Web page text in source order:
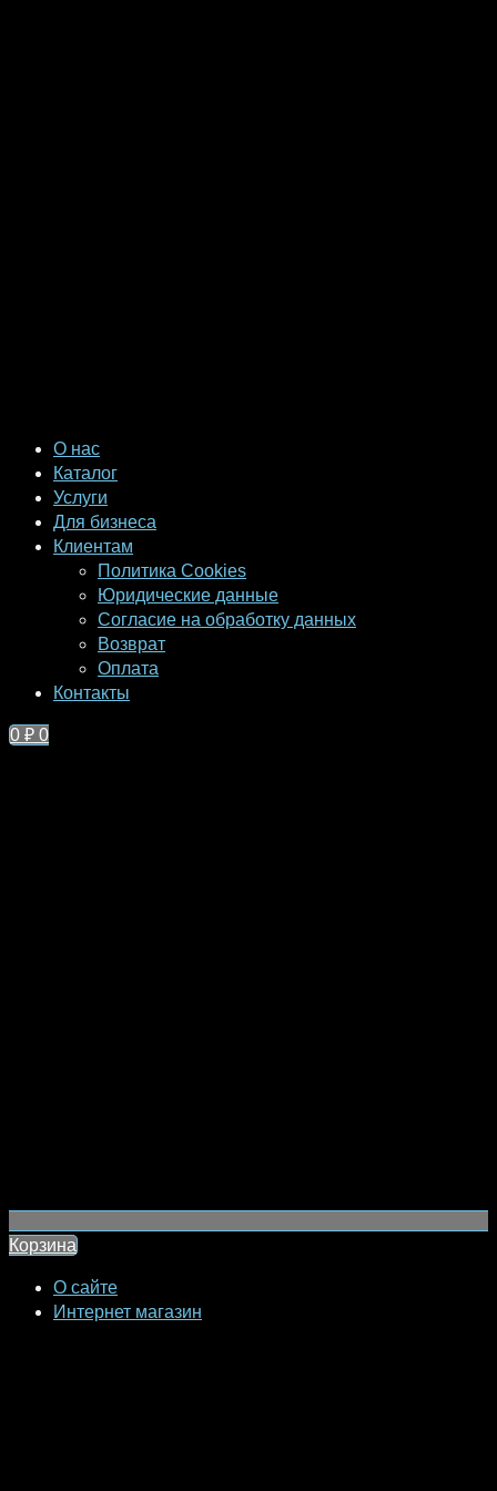
О нас
Каталог
Услуги
Для бизнеса
Клиентам
Политика Cookies
Юридические данные
Согласие на обработку данных
Возврат
Оплата
Контакты
0 ₽ 0
Корзина
О сайте
Интернет магазин